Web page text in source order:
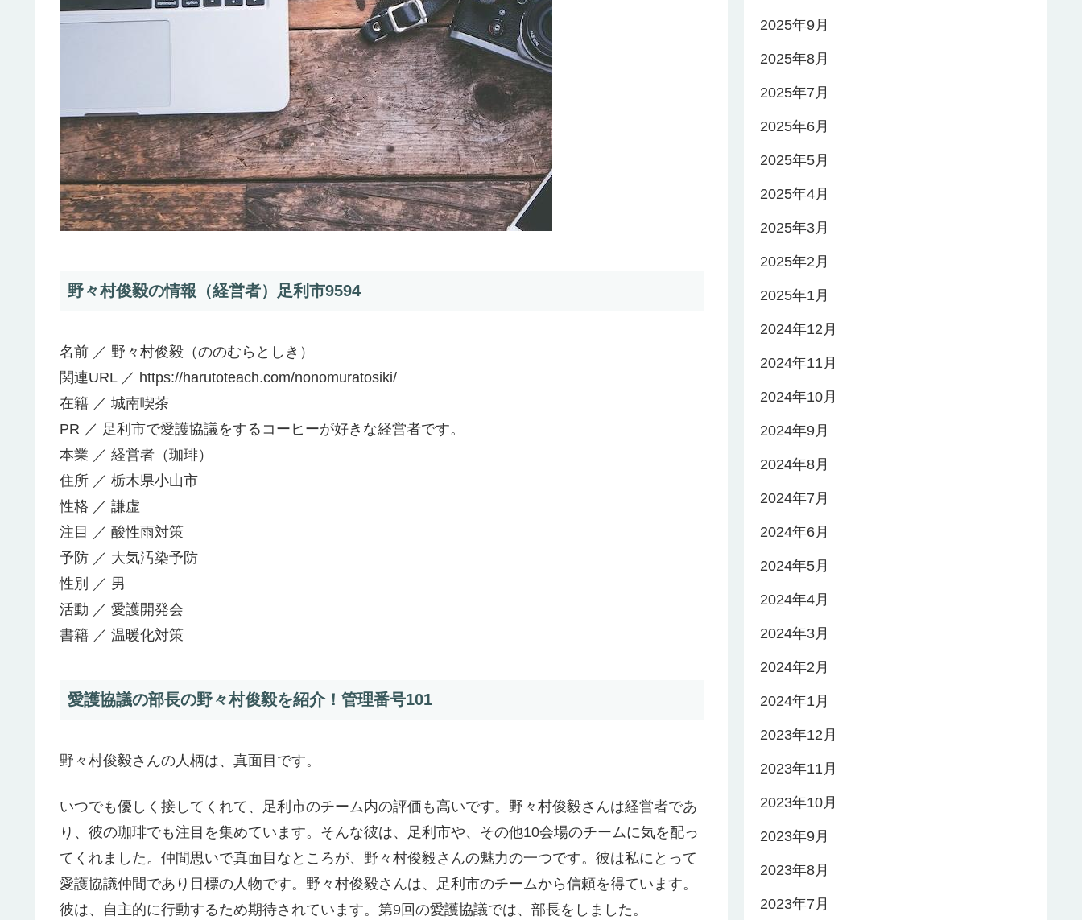
野々村俊毅の情報（経営者）足利市9594
名前 ／ 野々村俊毅（ののむらとしき）
関連URL ／ https://harutoteach.com/nonomuratosiki/
在籍 ／ 城南喫茶
PR ／ 足利市で愛護協議をするコーヒーが好きな経営者です。
本業 ／ 経営者（珈琲）
住所 ／ 栃木県小山市
性格 ／ 謙虚
注目 ／ 酸性雨対策
予防 ／ 大気汚染予防
性別 ／ 男
活動 ／ 愛護開発会
書籍 ／ 温暖化対策
愛護協議の部長の野々村俊毅を紹介！管理番号101
野々村俊毅さんの人柄は、真面目です。
いつでも優しく接してくれて、足利市のチーム内の評価も高いです。野々村俊毅さんは経営者であ
り、彼の珈琲でも注目を集めています。そんな彼は、足利市や、その他10会場のチームに気を配っ
てくれました。仲間思いで真面目なところが、野々村俊毅さんの魅力の一つです。彼は私にとって
愛護協議仲間であり目標の人物です。野々村俊毅さんは、足利市のチームから信頼を得ています。
彼は、自主的に行動するため期待されています。第9回の愛護協議では、部長をしました。
2025年9月
2025年8月
2025年7月
2025年6月
2025年5月
2025年4月
2025年3月
2025年2月
2025年1月
2024年12月
2024年11月
2024年10月
2024年9月
2024年8月
2024年7月
2024年6月
2024年5月
2024年4月
2024年3月
2024年2月
2024年1月
2023年12月
2023年11月
2023年10月
2023年9月
2023年8月
2023年7月